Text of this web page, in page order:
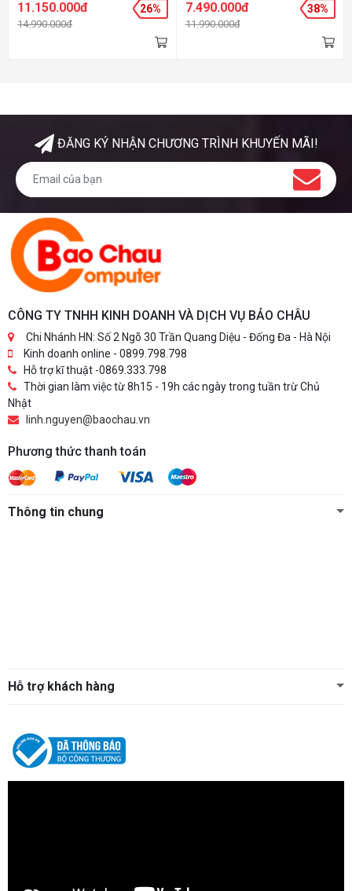
nén hiệu suất cao, làm lạnh
nhanh Loại máy - Điều hòa hai
11.150.000đ
14.990.000đ
26%
nén hiệu suất cao, làm lạnh
nhanh Loại máy Điều hòa hai
7.490.000đ
11.990.000đ
38%
ĐĂNG KÝ NHẬN CHƯƠNG TRÌNH KHUYẾN MÃI!
CÔNG TY TNHH KINH DOANH VÀ DỊCH VỤ BẢO CHÂU
Chi Nhánh HN: Số 2 Ngõ 30 Trần Quang Diệu - Đống Đa - Hà Nội
Kinh doanh online - 0899.798.798
Hỗ trợ kĩ thuật -0869.333.798
Thời gian làm việc từ 8h15 - 19h các ngày trong tuần trừ Chủ
Nhật
linh.nguyen@baochau.vn
Phương thức thanh toán
Thông tin chung
Hỗ trợ khách hàng